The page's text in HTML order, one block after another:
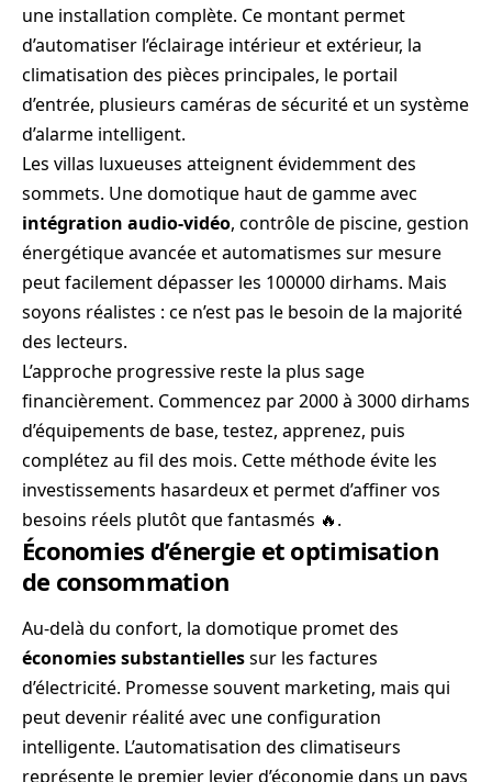
une installation complète. Ce montant permet
d’automatiser l’éclairage intérieur et extérieur, la
climatisation des pièces principales, le portail
d’entrée, plusieurs caméras de sécurité et un système
d’alarme intelligent.
Les villas luxueuses atteignent évidemment des
sommets. Une domotique haut de gamme avec
intégration audio-vidéo, contrôle de piscine, gestion
énergétique avancée et automatismes sur mesure
peut facilement dépasser les 100000 dirhams. Mais
soyons réalistes : ce n’est pas le besoin de la majorité
des lecteurs.
L’approche progressive reste la plus sage
financièrement. Commencez par 2000 à 3000 dirhams
d’équipements de base, testez, apprenez, puis
complétez au fil des mois. Cette méthode évite les
investissements hasardeux et permet d’affiner vos
besoins réels plutôt que fantasmés 🔥.
Économies d’énergie et optimisation
de consommation
Au-delà du confort, la domotique promet des
économies substantiellessur les factures
d’électricité. Promesse souvent marketing, mais qui
peut devenir réalité avec une configuration
intelligente. L’automatisation des climatiseurs
représente le premier levier d’économie dans un pays